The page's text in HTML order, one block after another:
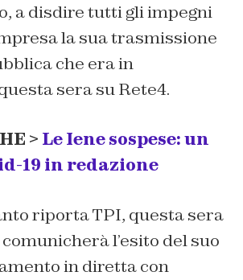
a disdire tutti gli impegni
la sua trasmissione
che era in
sera su Rete4.
> Le Iene sospese: un
19 in redazione
riporta TPI, questa sera
l’esito del suo
in diretta con